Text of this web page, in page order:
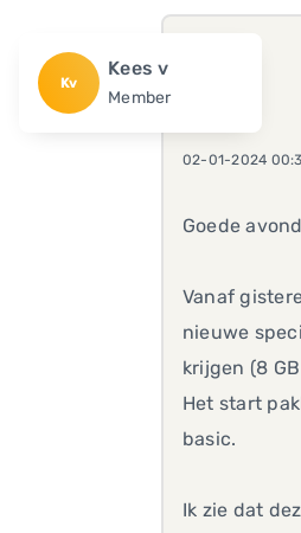
Kv
Kees v
Member
02-01-2024
Goede
Vanaf
nieuwe
krijgen (8
Het start
basic.
Ik zie dat